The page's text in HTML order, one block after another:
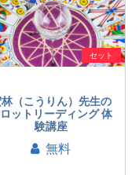
セット
林（こうりん）先生の
ットリーディング 体
験講座
無料